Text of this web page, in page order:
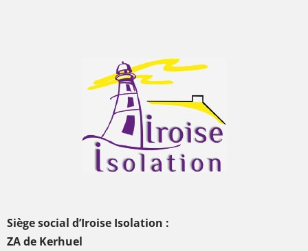
Siège social d’Iroise Isolation :
ZA de Kerhuel